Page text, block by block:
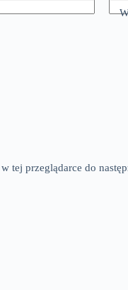
tej przeglądarce do